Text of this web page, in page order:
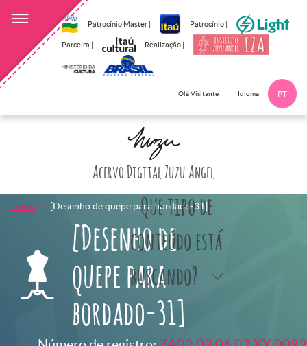
Patrocínio Master | Patrocínio |
Parceira | Realização |
Olá Visitante Idioma PT
Acervo Digital Zuzu Angel
Que tipo de
conteúdo está
buscando?
Home [Desenho de quepe para bordado-31]
[Desenho de
quepe para
bordado-31]